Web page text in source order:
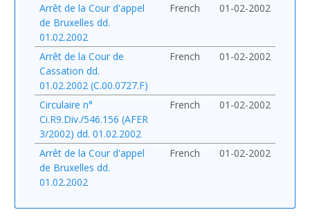
Arrêt de la Cour d'appel
de Bruxelles dd.
01.02.2002
French 01-02-2002
Arrêt de la Cour de
Cassation dd.
01.02.2002 (C.00.0727.F)
French 01-02-2002
Circulaire n°
Ci.R9.Div./546.156 (AFER
3/2002) dd. 01.02.2002
French 01-02-2002
Arrêt de la Cour d'appel
de Bruxelles dd.
01.02.2002
French 01-02-2002